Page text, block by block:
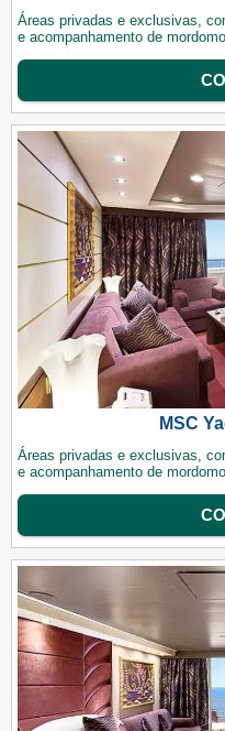
Áreas privadas e exclusivas,
e acompanhamento de
MSC
Áreas privadas e exclusivas,
e acompanhamento de